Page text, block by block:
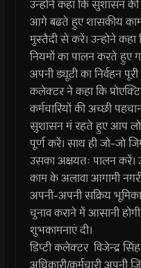
उन्होने कहा कि सुशासन की
आगे बढते हुए शासकीय
मुस्तैदी से करें। उन्होने कहा
नियमों का पालन करते हुए
अपनी ड्यूटी का निर्वहन
कलेक्टर ने कहा कि
कर्मचारियों की अच्छी
सुशासन मं रहते हुए आप
पूर्ण करें। साथ ही जो-जो
उसका अक्षयतः पालन
काम के अलावा आगामी
अपनी-अपनी सक्रिय
चुनाव कराने में आसानी
शुभकामनाएं दी।
डिप्टी कलेक्टर विजेन्द्र